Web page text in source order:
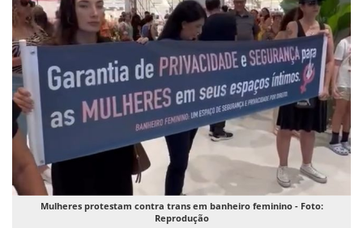
Mulheres protestam contra trans em banheiro feminino - Foto:
Reprodução